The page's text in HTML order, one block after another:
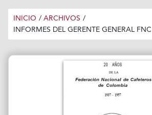
INICIO / ARCHIVOS /
INFORMES DEL GERENTE GENERAL FNC